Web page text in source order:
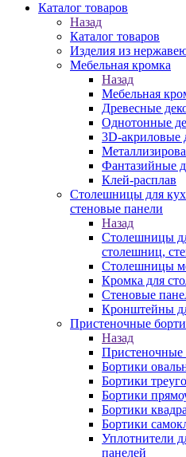
Каталог товаров
Назад
Каталог товаров
Изделия из
Мебельная кромка
Назад
Мебельная
Древесные
Однотонные
3D-акриловые
Фантазийные
Клей-расплав
Столешницы для
стеновые панели
Назад
Столешницы
столешниц,
Столешницы
Кромка для
Стеновые
Кронштейны
Пристеночные
Назад
Пристеночные
Бортики
Бортики
Бортики
Бортики
Бортики
Уплотнители
панелей